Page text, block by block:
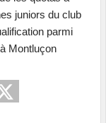
juniors du club
parmi
Montluçon